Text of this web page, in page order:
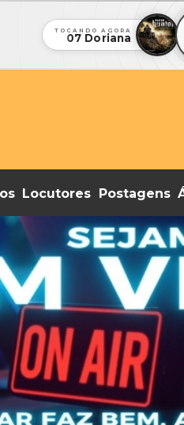
TOCANDO AGORA
07 Doriana
Locutores Postagens